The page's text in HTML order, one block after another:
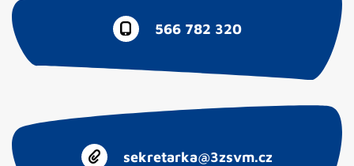
566 782 320
sekretarka@3zsvm.cz